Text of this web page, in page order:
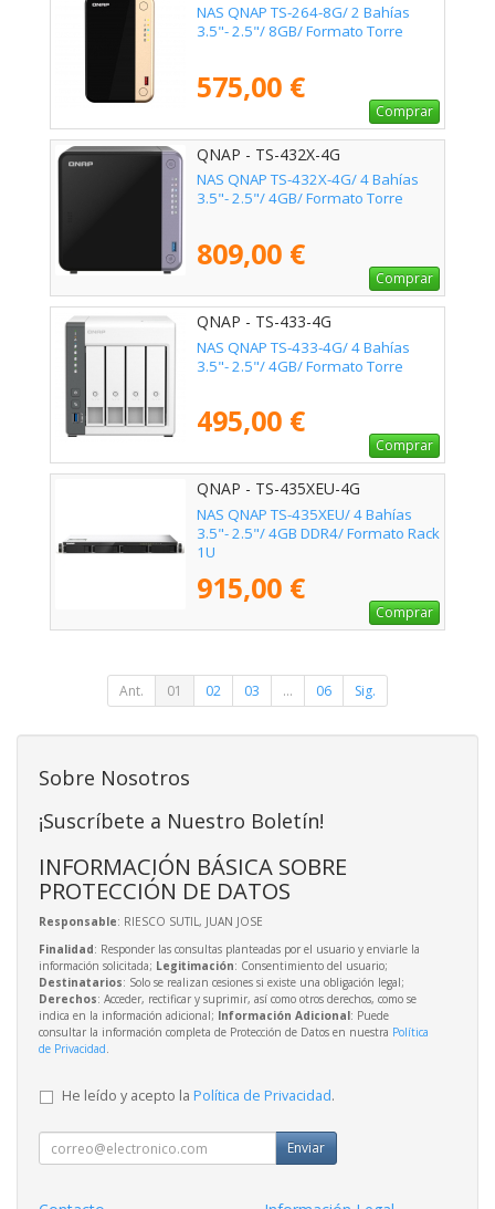
NAS QNAP TS-264-8G/ 2 Bahías
3.5"- 2.5"/ 8GB/ Formato Torre
575,00 €
Comprar
QNAP - TS-432X-4G
NAS QNAP TS-432X-4G/ 4 Bahías
3.5"- 2.5"/ 4GB/ Formato Torre
809,00 €
Comprar
QNAP - TS-433-4G
NAS QNAP TS-433-4G/ 4 Bahías
3.5"- 2.5"/ 4GB/ Formato Torre
495,00 €
Comprar
QNAP - TS-435XEU-4G
NAS QNAP TS-435XEU/ 4 Bahías
3.5"- 2.5"/ 4GB DDR4/ Formato Rack
1U
915,00 €
Comprar
Ant. 01 02 03 ... 06 Sig.
Sobre Nosotros
¡Suscríbete a Nuestro Boletín!
INFORMACIÓN BÁSICA SOBRE
PROTECCIÓN DE DATOS
Responsable: RIESCO SUTIL, JUAN JOSE
Finalidad: Responder las consultas planteadas por el usuario y enviarle la
información solicitada; Legitimación: Consentimiento del usuario;
Destinatarios: Solo se realizan cesiones si existe una obligación legal;
Derechos: Acceder, rectificar y suprimir, así como otros derechos, como se
indica en la información adicional; Información Adicional: Puede
consultar la información completa de Protección de Datos en nuestra Política
de Privacidad.
He leído y acepto la Política de Privacidad.
Enviar